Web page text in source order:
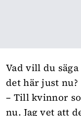
Vad vill du
det här just nu?
– Till kvinnor
nu. Jag vet att